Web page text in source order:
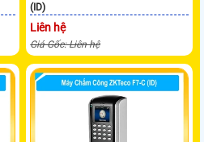
(ID)
Liên hệ
Giá Gốc: Liên hệ